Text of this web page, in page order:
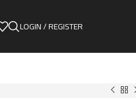
LOGIN / REGISTER